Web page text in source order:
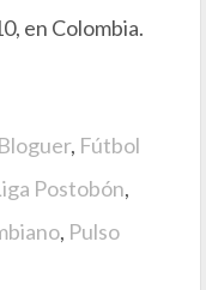
en Colombia.
, Fútbol
Postobón,
, Pulso